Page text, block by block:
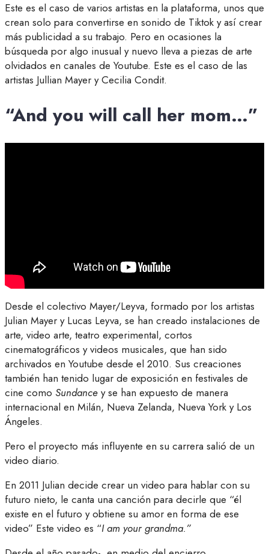
Este es el caso de varios artistas en la plataforma, unos que
crean solo para convertirse en sonido de Tiktok y así crear
más publicidad a su trabajo. Pero en ocasiones la
búsqueda por algo inusual y nuevo lleva a piezas de arte
olvidados en canales de Youtube. Este es el caso de las
artistas Jullian Mayer y Cecilia Condit.
“And you will call her mom…”
Desde el colectivo Mayer/Leyva, formado por los artistas
Julian Mayer y Lucas Leyva, se han creado instalaciones de
arte, video arte, teatro experimental, cortos
cinematográficos y videos musicales, que han sido
archivados en Youtube desde el 2010. Sus creaciones
también han tenido lugar de exposición en festivales de
cine como Sundance y se han expuesto de manera
internacional en Milán, Nueva Zelanda, Nueva York y Los
Ángeles.
Pero el proyecto más influyente en su carrera salió de un
video diario.
En 2011 Julian decide crear un video para hablar con su
futuro nieto, le canta una canción para decirle que “él
existe en el futuro y obtiene su amor en forma de ese
video” Este video es “I am your grandma.”